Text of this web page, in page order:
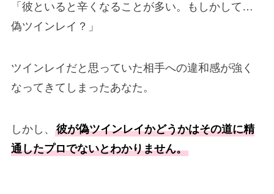
「彼といると辛くなることが多い。もしかして…
偽ツインレイ？」
ツインレイだと思っていた相手への違和感が強く
なってきてしまったあなた。
しかし、 彼が偽ツインレイかどうかはその道に精
通したプロでないとわかりません。